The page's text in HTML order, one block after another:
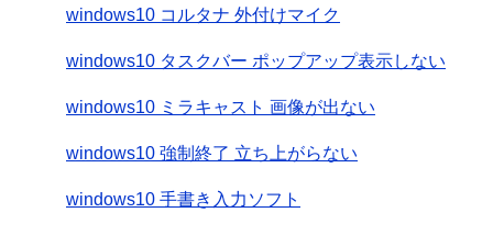
windows10 コルタナ 外付けマイク
windows10 タスクバー ポップアップ表示しない
windows10 ミラキャスト 画像が出ない
windows10 強制終了 立ち上がらない
windows10 手書き入力ソフト